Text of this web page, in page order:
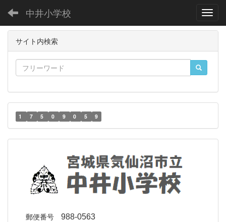
中井小学校
サイト内検索
1 7 5 0 9 0 5 9
郵便番号 988-0563